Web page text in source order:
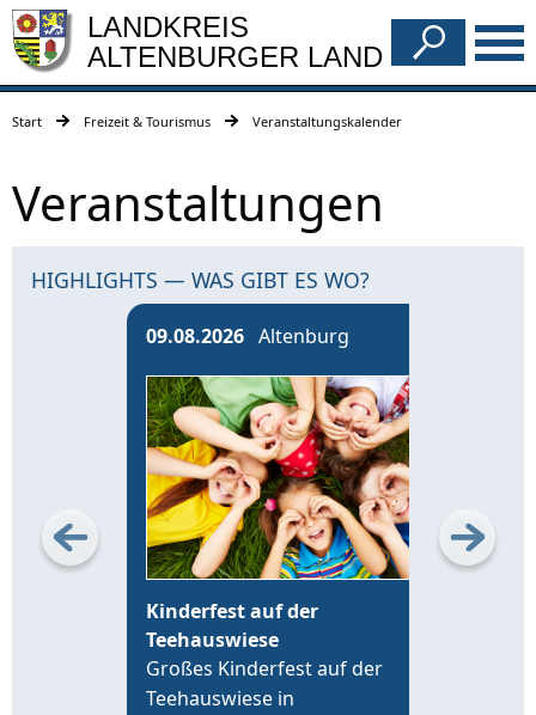
LANDKREIS
ALTENBURGER LAND
Start Freizeit & Tourismus Veranstaltungskalender
Veranstaltungen
HIGHLIGHTS — WAS GIBT ES WO?
09.08.2026 Altenburg
Kinderfest auf der
Teehauswiese
Großes Kinderfest auf der
Teehauswiese in